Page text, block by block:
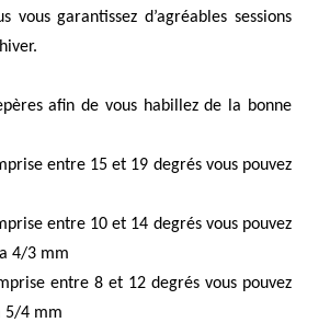
vous garantissez d’agréables sessions
afin de vous habillez de la bonne
entre 15 et 19 degrés vous pouvez
entre 10 et 14 degrés vous pouvez
4/3 mm
entre 8 et 12 degrés vous pouvez
5/4 mm